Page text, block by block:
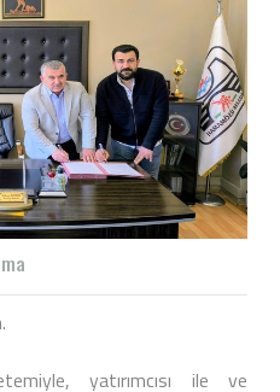
yatırımcısı ile ve